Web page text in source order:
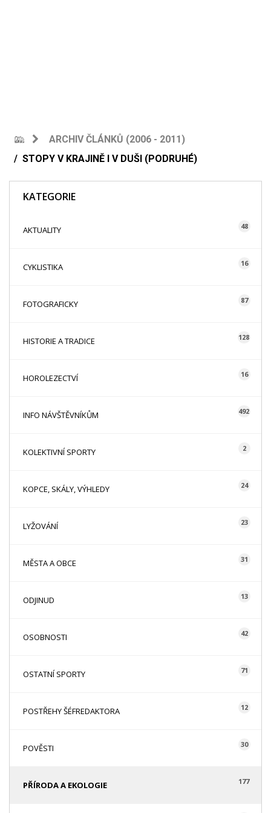
ARCHIV ČLÁNKŮ (2006 - 2011)
STOPY V KRAJINĚ I V DUŠI (PODRUHÉ)
KATEGORIE
AKTUALITY 48
CYKLISTIKA 16
FOTOGRAFICKY 87
HISTORIE A TRADICE 128
HOROLEZECTVÍ 16
INFO NÁVŠTĚVNÍKŮM 492
KOLEKTIVNÍ SPORTY 2
KOPCE, SKÁLY, VÝHLEDY 24
LYŽOVÁNÍ 23
MĚSTA A OBCE 31
ODJINUD 13
OSOBNOSTI 42
OSTATNÍ SPORTY 71
POSTŘEHY ŠÉFREDAKTORA 12
POVĚSTI 30
PŘÍRODA A EKOLOGIE 177